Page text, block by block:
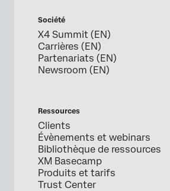
Société
X4 Summit (EN)
Carrières (EN)
Partenariats (EN)
Newsroom (EN)
Ressources
Clients
Évènements et webinars
Bibliothèque de ressources
XM Basecamp
Produits et tarifs
Trust Center